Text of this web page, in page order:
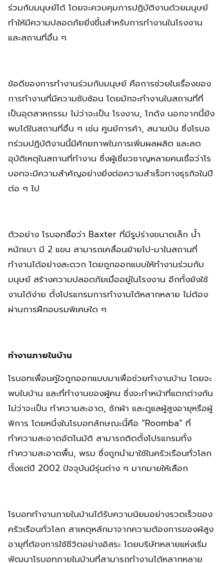
ร่วมกับมนุษย์ได้ โดยจะควบคุมการปฏิบัติงานด้วยมนุษย์
ทำให้มีความปลอดภัยยิ่งขึ้นสำหรับการทำงานในโรงงาน
และสถานที่อื่น ๆ
ข้อดีของการทำงานร่วมกับมนุษย์ คือการช่วยในเรื่องของ
การทำงานที่มีความซับซ้อน โดยมักจะทำงานในสถานที่ที่
เป็นอุตสาหกรรม ไม่ว่าจะเป็น โรงงาน, โกดัง นอกจากนี้ยัง
พบได้ในสถานที่อื่น ๆ เช่น ศูนย์การค้า, สนามบิน ซึ่งโรบอ
ทร่วมปฏิบัติงานนี้มีศักยภาพในการเพิ่มผลผลิต และลด
อุบัติเหตุในสถานที่ทำงาน ซึ่งผู้เชี่ยวชาญหลายคนเชื่อว่าโร
บอทจะมีความสำคัญอย่างยิ่งต่อความสำเร็จทางธุรกิจในปี
ต่อ ๆ ไป
ตัวอย่าง โรบอทชื่อว่า Baxter ที่มีรูปร่างขนาดเล็ก น้ำ
หนักเบา มี 2 แขน สามารถเคลื่อนย้ายไป-มาในสถานที่
ทำงานได้อย่างสะดวก โดยถูกออกแบบให้ทำงานร่วมกับ
มนุษย์ สร้างความปลอดภัยเมื่ออยู่ในโรงงาน อีกทั้งยังใช้
งานได้ง่าย ตั้งโปรแกรมการทำงานได้หลากหลาย ไม่ต้อง
ผ่านการฝึกอบรมพิเศษใด ๆ
ทำงานภายในบ้าน
โรบอทเพื่อนคู่ใจถูกออกแบบมาเพื่อช่วยทำงานบ้าน โดยจะ
พบในบ้าน และที่ทำงานของผู้คน ซึ่งจะทำหน้าที่แตกต่างกัน
ไม่ว่าจะเป็น ทำความสะอาด, ซักผ้า และดูแลผู้สูงอายุหรือผู้
พิการ โดยหนึ่งในโรบอทลักษณะนี้คือ “Roomba” ที่
ทำความสะอาดอัตโนมัติ สามารถติดตั้งโปรแกรมทั้ง
ทำความสะอาดพื้น, พรม ซึ่งถูกนำมาใช้ในครัวเรือนทั่วโลก
ตั้งแต่ปี 2002 ปัจจุบันมีรุ่นต่าง ๆ มากมายให้เลือก
โรบอททำงานภายในบ้านได้รับความนิยมอย่างรวดเร็วของ
ครัวเรือนทั่วโลก สาเหตุหลักมาจากความต้องการของผ้สูง
อายุที่ต้องการใช้ชีวิตอย่างอิสระ โดยบริษัทหลายแห่งเริ่ม
พัฒนาโรบอทภายในบ้านที่สามารถทำงานได้หลากหลาย